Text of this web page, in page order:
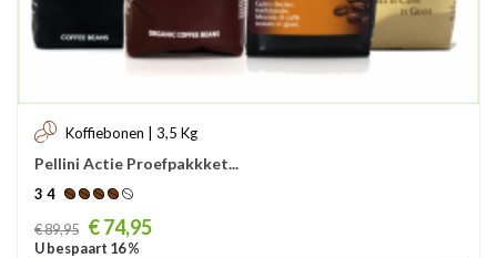
Koffiebonen | 3,5 Kg
Pellini Actie Proefpakkket...
3 4
Prijs
€ 89,95 € 74,95
U bespaart 16 %